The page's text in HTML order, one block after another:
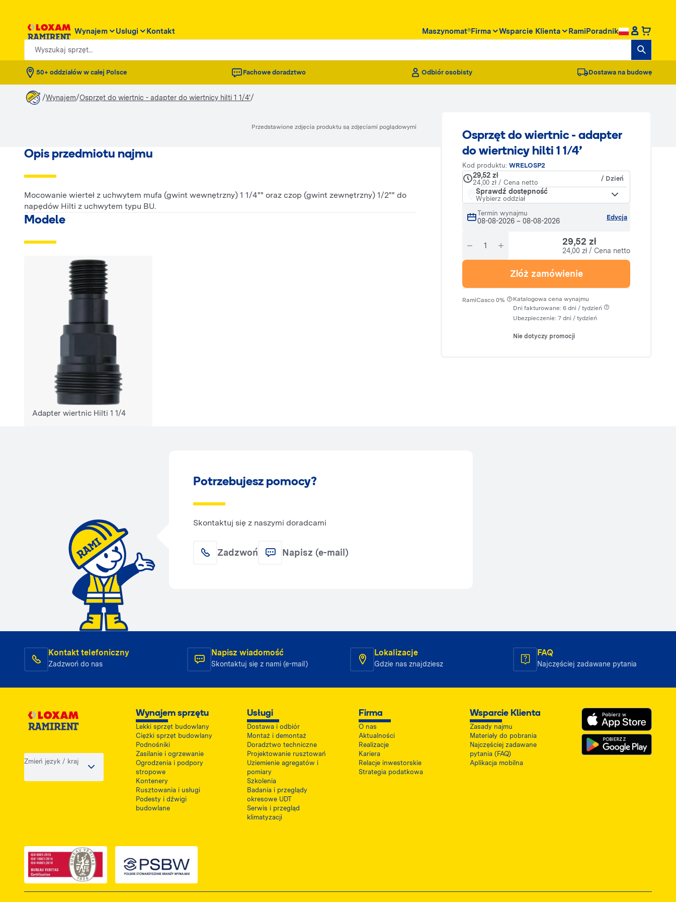
Wynajem Usługi Kontakt Maszynomat®Firma Wsparcie Klienta RamiPoradnik
Wyszukaj sprzęt...
50+ oddziałów w całej Polsce Fachowe doradztwo Odbiór osobisty Dostawa na budowę
/Wynajem/Osprzęt do wiertnic - adapter do wiertnicy hilti 1 1/4'/
Osprzęt do wiertnic - adapter
do wiertnicy hilti 1 1/4'
Kod produktu: WRELOSP2
29,52 zł
24,00 zł / Cena netto
/ Dzień
Sprawdź dostępność
Wybierz oddział
Termin wynajmu
08-08-2026 – 08-08-2026 Edycja
29,52 zł
24,00 zł / Cena netto
Złóż zamówienie
RamiCasco 0% ·Katalogowa cena wynajmu
Dni fakturowane: 6 dni / tydzień
Ubezpieczenie: 7 dni / tydzień
Nie dotyczy promocji
Przedstawione zdjęcia produktu są zdjęciami poglądowymi
Opis przedmiotu najmu
Mocowanie wierteł z uchwytem mufa (gwint wewnętrzny) 1 1/4"" oraz czop (gwint zewnętrzny) 1/2"" do
napędów Hilti z uchwytem typu BU.
Modele
Adapter wiertnic Hilti 1 1/4
Potrzebujesz pomocy?
Skontaktuj się z naszymi doradcami
Zadzwoń Napisz (e-mail)
Kontakt telefoniczny
Zadzwoń do nas
Napisz wiadomość
Skontaktuj się z nami (e-mail)
Lokalizacje
Gdzie nas znajdziesz
FAQ
Najczęściej zadawane pytania
Zmień język / kraj
Wynajem sprzętu
Lekki sprzęt budowlany
Ciężki sprzęt budowlany
Podnośniki
Zasilanie i ogrzewanie
Ogrodzenia i podpory
stropowe
Kontenery
Rusztowania i usługi
Podesty i dźwigi
budowlane
Usługi
Dostawa i odbiór
Montaż i demontaż
Doradztwo techniczne
Projektowanie rusztowań
Uziemienie agregatów i
pomiary
Szkolenia
Badania i przeglądy
okresowe UDT
Serwis i przegląd
klimatyzacji
Firma
O nas
Aktualności
Realizacje
Kariera
Relacje inwestorskie
Strategia podatkowa
Wsparcie Klienta
Zasady najmu
Materiały do pobrania
Najczęściej zadawane
pytania (FAQ)
Aplikacja mobilna
Link do dokumentu PDF z certyfikatem ISO, otwiera się w nowej karcie
Link do dokumentu PDF z certyfikatem PSWB, otwiera się w nowej karcie